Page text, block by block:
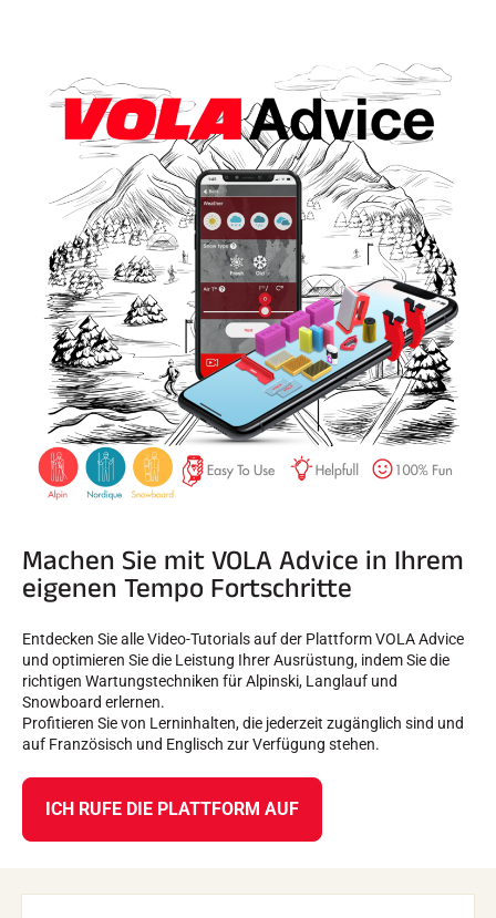
SKIFAHREN IN JEDEM GELÄNDE
SKILANGLAUF
Machen Sie mit VOLA Advice in Ihrem
eigenen Tempo Fortschritte
Entdecken Sie alle Video-Tutorials auf der Plattform VOLA Advice
und optimieren Sie die Leistung Ihrer Ausrüstung, indem Sie die
richtigen Wartungstechniken für Alpinski, Langlauf und
Snowboard erlernen.
Profitieren Sie von Lerninhalten, die jederzeit zugänglich sind und
auf Französisch und Englisch zur Verfügung stehen.
ICH RUFE DIE PLATTFORM AUF